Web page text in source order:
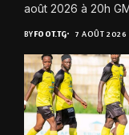
août 2026 à 20h
BYFOOT.TG 7 AOÛT 2026